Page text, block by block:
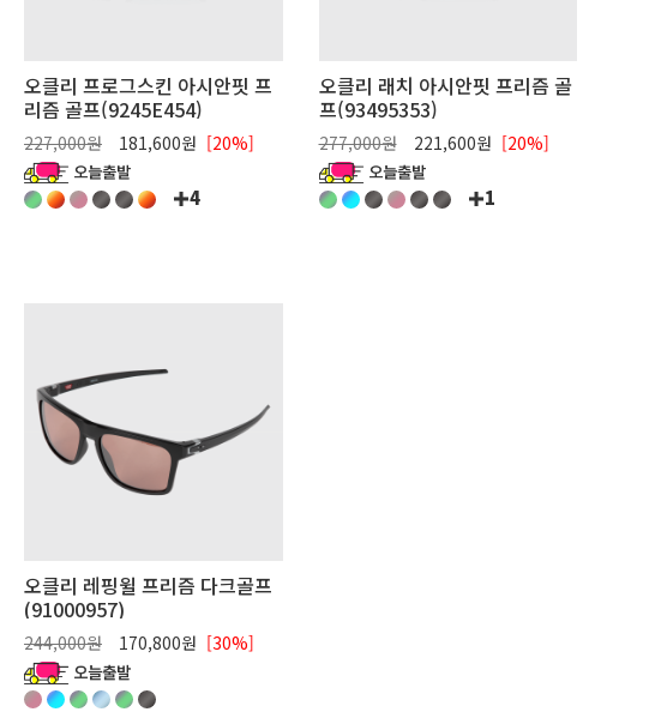
오클리 프로그스킨 아시안핏 프
리즘 골프(9245E454)
227,000원 181,600원 [20%]
4
오클리 래치 아시안핏 프리즘 골
프(93495353)
277,000원 221,600원 [20%]
1
오클리 레핑윌 프리즘 다크골프
(91000957)
244,000원 170,800원 [30%]